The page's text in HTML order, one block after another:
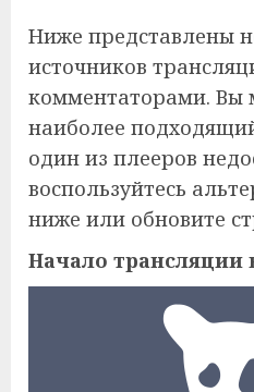
Ниже представлены
источников
комментаторами. Вы
наиболее
один из плееров
воспользуйтесь
ниже или обновите
Начало трансляции